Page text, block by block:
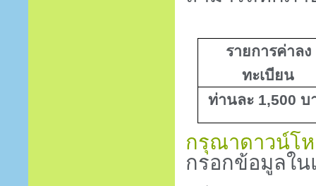
รายการค่าลง
ทะเบียน
ท่านละ 1,500 บ
กรุณาดาวน์โ
กรอกข้อมูลใน